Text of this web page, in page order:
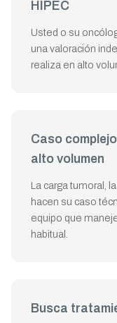
HIPEC
Usted o su
una valoración
realiza en alto
Caso
alto volumen
La carga tumoral,
hacen su caso
equipo que
habitual.
Busca